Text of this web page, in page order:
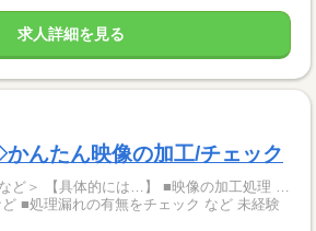
求人詳細を見る
んたん映像の加工/チェック
加工処理 …
処理漏れの有無をチェック など 未経験